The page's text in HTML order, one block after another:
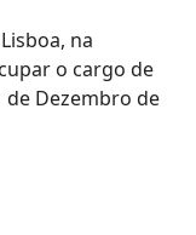
na
o cargo de
de Dezembro de